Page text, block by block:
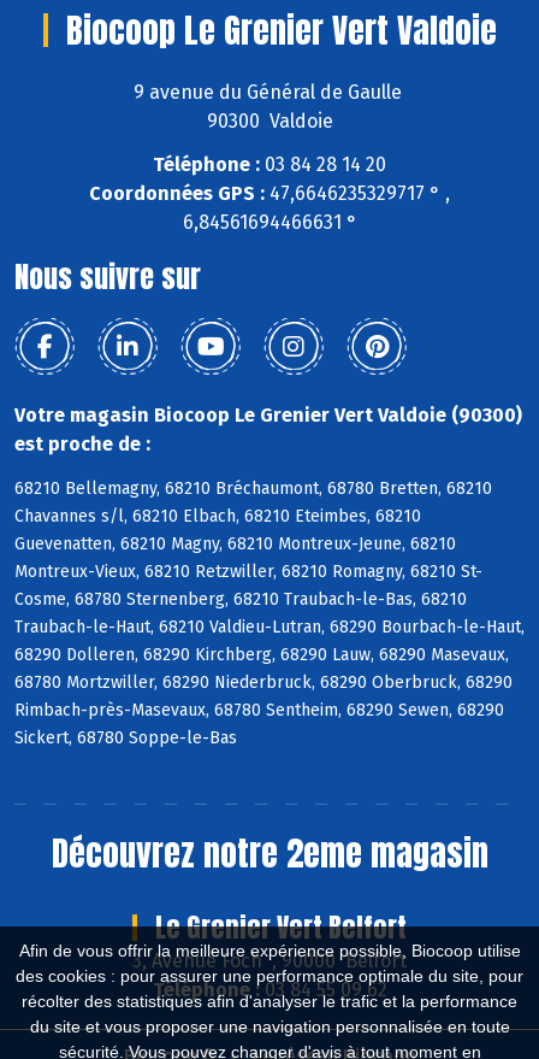
Afin de vous offrir la meilleure expérience possible, Biocoop utilise
des cookies : pour assurer une performance optimale du site, pour
récolter des statistiques afin d'analyser le trafic et la performance
du site et vous proposer une navigation personnalisée en toute
sécurité. Vous pouvez changer d'avis à tout moment en
Biocoop Le Grenier Vert Valdoie
9 avenue du Général de Gaulle
90300 Valdoie
Téléphone : 03 84 28 14 20
Coordonnées GPS : 47,6646235329717 ° ,
6,84561694466631 °
Nous suivre sur
Votre magasin Biocoop Le Grenier Vert Valdoie (90300)
est proche de :
68210 Bellemagny, 68210 Bréchaumont, 68780 Bretten, 68210
Chavannes s/l, 68210 Elbach, 68210 Eteimbes, 68210
Guevenatten, 68210 Magny, 68210 Montreux-Jeune, 68210
Montreux-Vieux, 68210 Retzwiller, 68210 Romagny, 68210 St-
Cosme, 68780 Sternenberg, 68210 Traubach-le-Bas, 68210
Traubach-le-Haut, 68210 Valdieu-Lutran, 68290 Bourbach-le-Haut,
68290 Dolleren, 68290 Kirchberg, 68290 Lauw, 68290 Masevaux,
68780 Mortzwiller, 68290 Niederbruck, 68290 Oberbruck, 68290
Rimbach-près-Masevaux, 68780 Sentheim, 68290 Sewen, 68290
Sickert, 68780 Soppe-le-Bas
Découvrez notre 2eme magasin
Le Grenier Vert Belfort
3, Avenue Foch , 90000 Belfort
Téléphone :03 84 55 09 62